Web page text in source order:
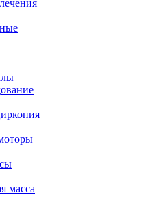
масса